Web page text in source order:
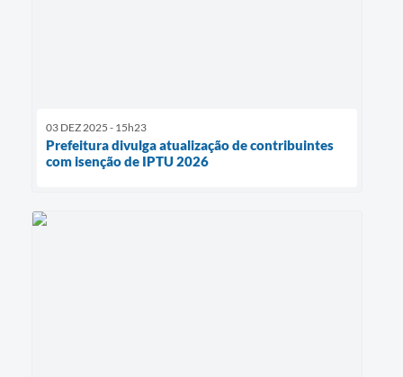
03 DEZ 2025 - 15h23
Prefeitura divulga atualização de contribuintes
com isenção de IPTU 2026